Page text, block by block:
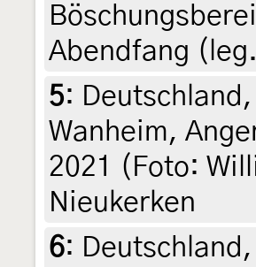
Abendfang
5:
Wanheim,
2021 (Foto:
Nieukerken
6: